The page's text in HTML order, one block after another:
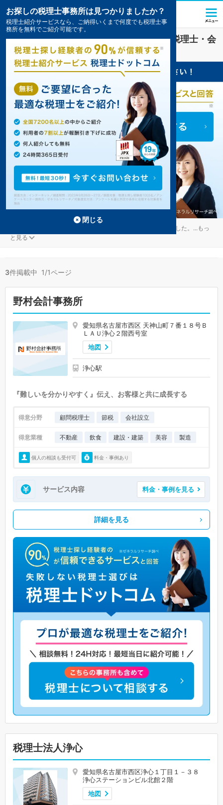
一般社団法人業界に強い名古屋市西区の税理士・会
計事務所の一覧3件掲載中
一般社団法人が得意な名古屋市西区の事務所が3件見つかりました。 ...もっ
と見る
3件掲載中 1/1ページ
野村会計事務所
愛知県名古屋市西区 天神山町７番１８号Ｂ
ＬＡＵ浄心２階西号室
地図
浄心駅
『難しいを分かりやすく』伝え、お客様と共に成長する
得意分野 顧問税理士 節税 会社設立
得意業種 不動産 飲食 建設・建築 美容 製造
個人の相談も受付可 料金・事例あり
サービス内容 料金・事例を見る
詳細を見る
税理士法人浄心
愛知県名古屋市西区浄心１丁目１－３８
浄心ステーションビル北館２階
地図
お探しの税理士事務所は見つかりましたか？
税理士紹介サービスなら、ご納得いくまで何度でも税理士事
務所を無料でご紹介可能です。
閉じる